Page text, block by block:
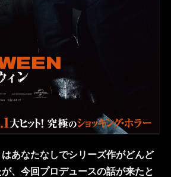
あなたなしでシリーズ作がどんど
、今回プロデュースの話が来たと